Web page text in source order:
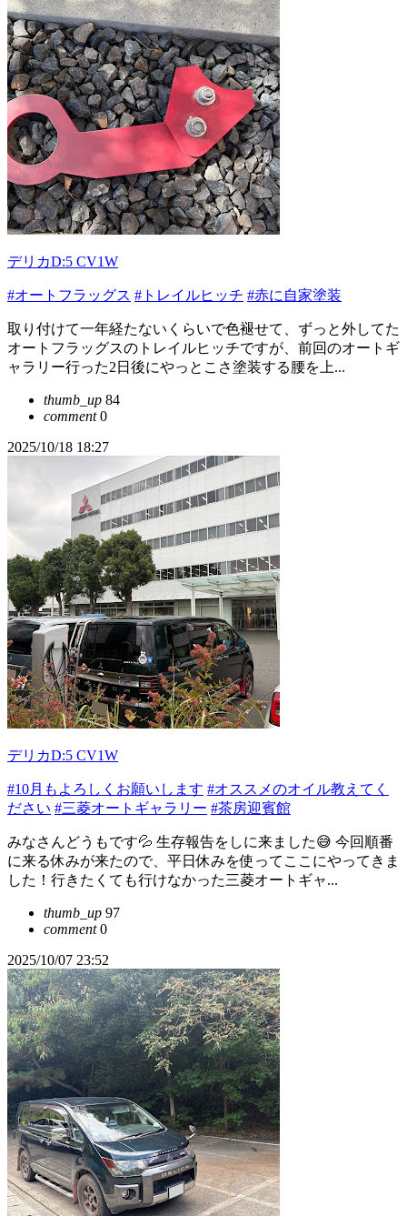
デリカD:5 CV1W
#オートフラッグス #トレイルヒッチ #赤に自家塗装
取り付けて一年経たないくらいで色褪せて、ずっと外してた
オートフラッグスのトレイルヒッチですが、前回のオートギ
ャラリー行った2日後にやっとこさ塗装する腰を上...
thumb_up 84
comment0
2025/10/18 18:27
デリカD:5 CV1W
#10月もよろしくお願いします #オススメのオイル教えてく
ださい #三菱オートギャラリー #茶房迎賓館
みなさんどうもです💦 生存報告をしに来ました😅 今回順番
に来る休みが来たので、平日休みを使ってここにやってきま
した！行きたくても行けなかった三菱オートギャ...
thumb_up 97
comment0
2025/10/07 23:52